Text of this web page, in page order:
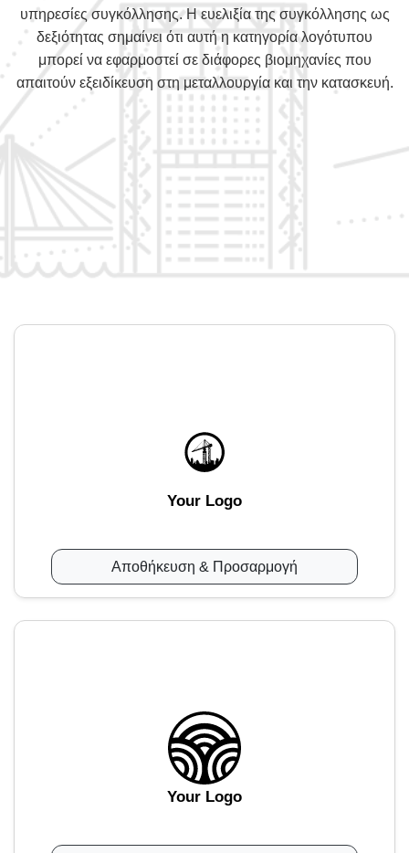
υπηρεσίες συγκόλλησης. Η ευελιξία της συγκόλλησης ως
δεξιότητας σημαίνει ότι αυτή η κατηγορία λογότυπου
μπορεί να εφαρμοστεί σε διάφορες βιομηχανίες που
απαιτούν εξειδίκευση στη μεταλλουργία και την κατασκευή.
Your Logo
Αποθήκευση & Προσαρμογή
Your Logo